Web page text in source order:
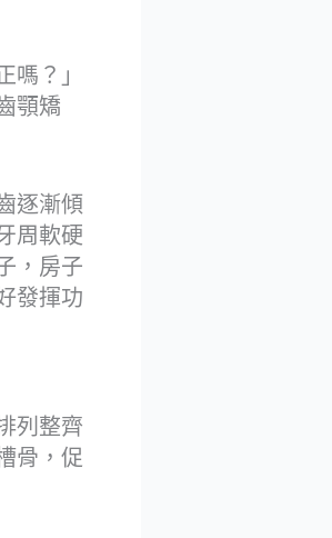
？」
顎矯
逐漸傾
周軟硬
，房子
發揮功
列整齊
骨，促